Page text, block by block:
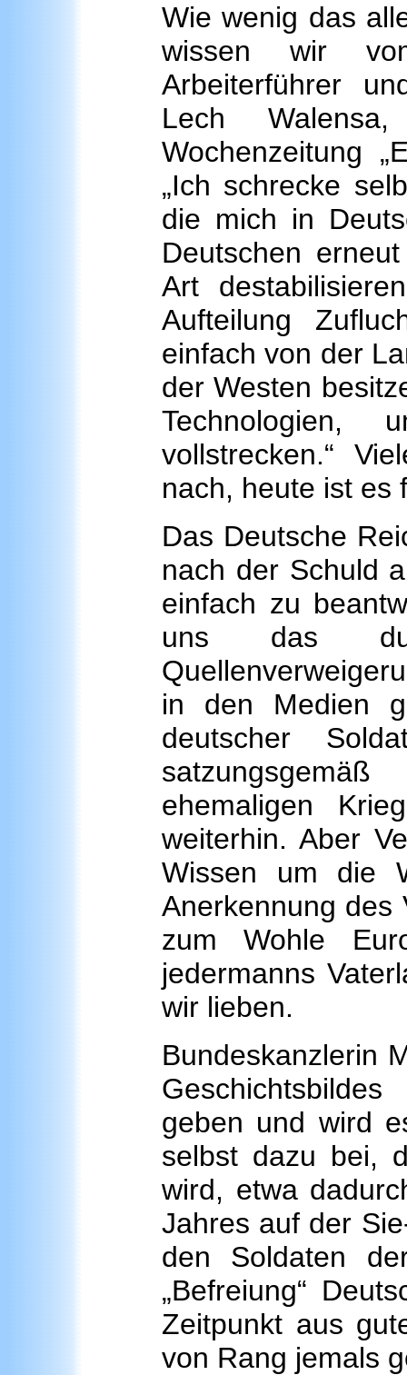
Wie wenig das
wissen wir
Arbeiterführer
Lech
Wochenzeitung
„Ich schrecke
die mich in
Deutschen
Art
Aufteilung
einfach von der
der Westen
vollstrecken.“
nach, heute ist es
Das Deutsche
nach der Schuld
einfach zu
uns das
in den Medien
deutscher
ehemaligen
weiterhin. Aber
Wissen um die
Anerkennung des
zum Wohle
jedermanns
wir lieben.
Bundeskanzlerin
geben und wird
selbst dazu bei,
wird, etwa
Jahres auf der
den Soldaten
„Befreiung“
Zeitpunkt aus
von Rang jemals